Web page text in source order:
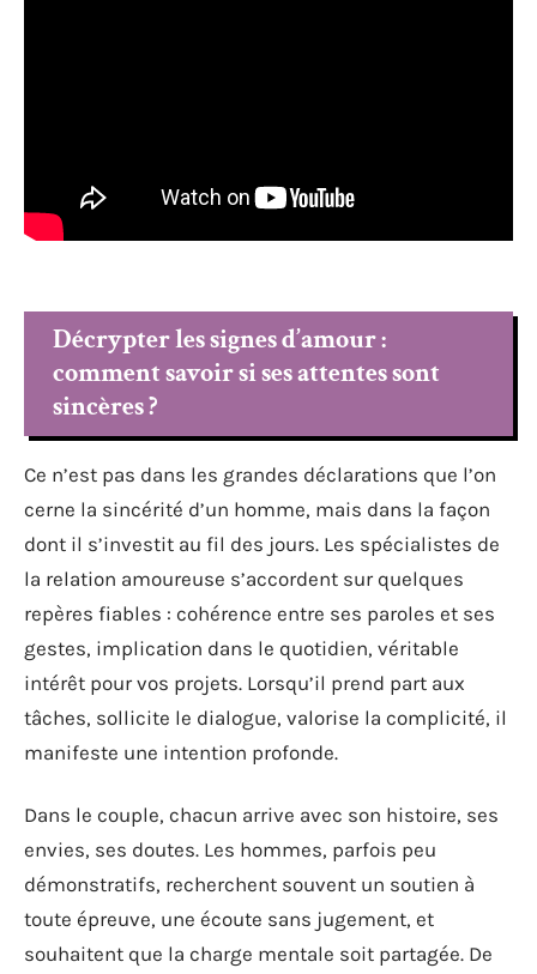
Décrypter les signes d’amour :
comment savoir si ses attentes sont
sincères ?
Ce n’est pas dans les grandes déclarations que l’on
cerne la sincérité d’un homme, mais dans la façon
dont il s’investit au fil des jours. Les spécialistes de
la relation amoureuse s’accordent sur quelques
repères fiables : cohérence entre ses paroles et ses
gestes, implication dans le quotidien, véritable
intérêt pour vos projets. Lorsqu’il prend part aux
tâches, sollicite le dialogue, valorise la complicité, il
manifeste une intention profonde.
Dans le couple, chacun arrive avec son histoire, ses
envies, ses doutes. Les hommes, parfois peu
démonstratifs, recherchent souvent un soutien à
toute épreuve, une écoute sans jugement, et
souhaitent que la charge mentale soit partagée. De